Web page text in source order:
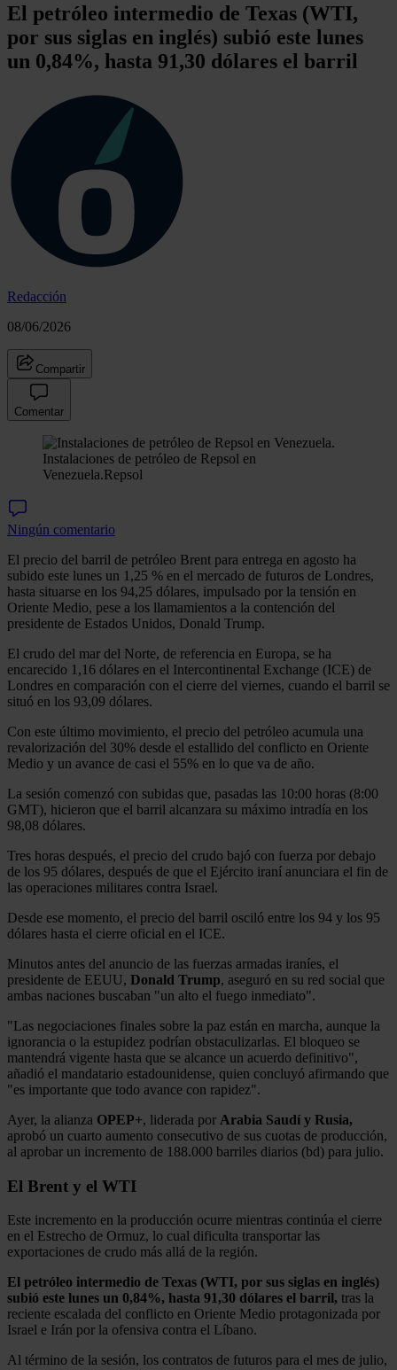
El petróleo intermedio de Texas (WTI,
por sus siglas en inglés) subió este lunes
un 0,84%, hasta 91,30 dólares el barril
Redacción
08/06/2026
Compartir
Comentar
Instalaciones de petróleo de Repsol en
Venezuela.Repsol
Ningún comentario
El precio del barril de petróleo Brent para entrega en agosto ha
subido este lunes un 1,25 % en el mercado de futuros de Londres,
hasta situarse en los 94,25 dólares, impulsado por la tensión en
Oriente Medio, pese a los llamamientos a la contención del
presidente de Estados Unidos, Donald Trump.
El crudo del mar del Norte, de referencia en Europa, se ha
encarecido 1,16 dólares en el Intercontinental Exchange (ICE) de
Londres en comparación con el cierre del viernes, cuando el barril se
situó en los 93,09 dólares.
Con este último movimiento, el precio del petróleo acumula una
revalorización del 30% desde el estallido del conflicto en Oriente
Medio y un avance de casi el 55% en lo que va de año.
La sesión comenzó con subidas que, pasadas las 10:00 horas (8:00
GMT), hicieron que el barril alcanzara su máximo intradía en los
98,08 dólares.
Tres horas después, el precio del crudo bajó con fuerza por debajo
de los 95 dólares, después de que el Ejército iraní anunciara el fin de
las operaciones militares contra Israel.
Desde ese momento, el precio del barril osciló entre los 94 y los 95
dólares hasta el cierre oficial en el ICE.
Minutos antes del anuncio de las fuerzas armadas iraníes, el
presidente de EEUU, Donald Trump, aseguró en su red social que
ambas naciones buscaban "un alto el fuego inmediato".
"Las negociaciones finales sobre la paz están en marcha, aunque la
ignorancia o la estupidez podrían obstaculizarlas. El bloqueo se
mantendrá vigente hasta que se alcance un acuerdo definitivo",
añadió el mandatario estadounidense, quien concluyó afirmando que
"es importante que todo avance con rapidez".
Ayer, la alianza OPEP+, liderada por Arabia Saudí y Rusia,
aprobó un cuarto aumento consecutivo de sus cuotas de producción,
al aprobar un incremento de 188.000 barriles diarios (bd) para julio.
El Brent y el WTI
Este incremento en la producción ocurre mientras continúa el cierre
en el Estrecho de Ormuz, lo cual dificulta transportar las
exportaciones de crudo más allá de la región.
El petróleo intermedio de Texas (WTI, por sus siglas en inglés)
subió este lunes un 0,84%, hasta 91,30 dólares el barril, tras la
reciente escalada del conflicto en Oriente Medio protagonizada por
Israel e Irán por la ofensiva contra el Líbano.
Al término de la sesión, los contratos de futuros para el mes de julio,